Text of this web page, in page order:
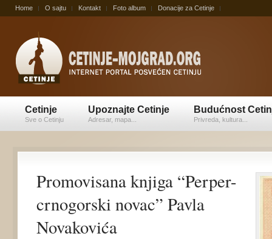
Home O sajtu Kontakt Foto album Donacije za Cetinje
Cetinje
Sve o Cetinju
Upoznajte Cetinje
Adresar, mapa...
Budućnost
Privreda, kultura...
Promovisana knjiga “Perper-
crnogorski novac” Pavla
Novakovića